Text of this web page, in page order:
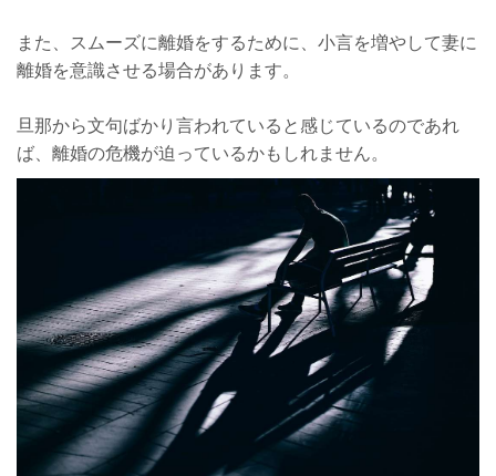
また、スムーズに離婚をするために、小言を増やして妻に
離婚を意識させる場合があります。
旦那から文句ばかり言われていると感じているのであれ
ば、離婚の危機が迫っているかもしれません。